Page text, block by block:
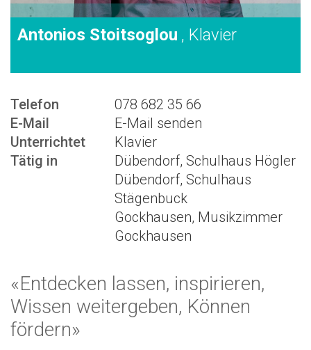
Antonios Stoitsoglou , Klavier
Telefon
078 682 35 66
E-Mail
E-Mail senden
Unterrichtet
Klavier
Tätig in
Dübendorf, Schulhaus Högler
Dübendorf, Schulhaus
Stägenbuck
Gockhausen, Musikzimmer
Gockhausen
«Entdecken lassen, inspirieren,
Wissen weitergeben, Können
fördern»